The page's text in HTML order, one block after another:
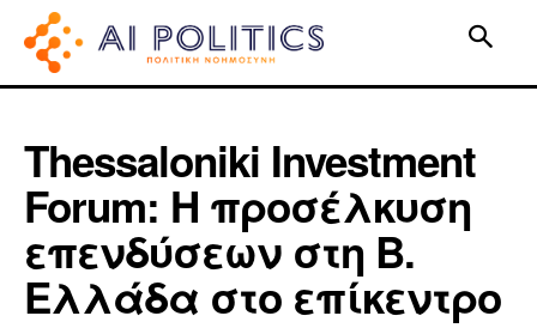
Thessaloniki Investment
Forum: Η προσέλκυση
επενδύσεων στη Β.
Ελλάδα στο επίκεντρο